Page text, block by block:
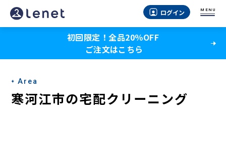
寒
河
市
の
宅
ログイン MENU
初回限定！全品20％OFF
ご注文はこちら
Area
寒河江市の宅配クリーニング